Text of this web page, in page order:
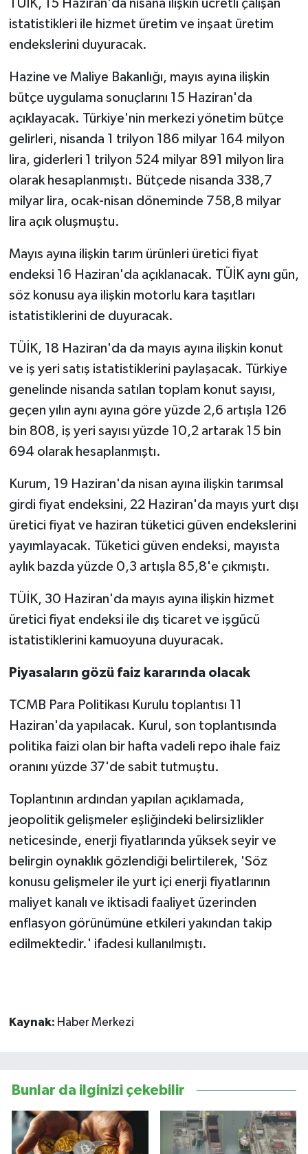
TÜİK, 15 Haziran'da nisana ilişkin ücretli çalışan
istatistikleri ile hizmet üretim ve inşaat üretim
endekslerini duyuracak.
Hazine ve Maliye Bakanlığı, mayıs ayına ilişkin
bütçe uygulama sonuçlarını 15 Haziran'da
açıklayacak. Türkiye'nin merkezi yönetim bütçe
gelirleri, nisanda 1 trilyon 186 milyar 164 milyon
lira, giderleri 1 trilyon 524 milyar 891 milyon lira
olarak hesaplanmıştı. Bütçede nisanda 338,7
milyar lira, ocak-nisan döneminde 758,8 milyar
lira açık oluşmuştu.
Mayıs ayına ilişkin tarım ürünleri üretici fiyat
endeksi 16 Haziran'da açıklanacak. TÜİK aynı gün,
söz konusu aya ilişkin motorlu kara taşıtları
istatistiklerini de duyuracak.
TÜİK, 18 Haziran'da da mayıs ayına ilişkin konut
ve iş yeri satış istatistiklerini paylaşacak. Türkiye
genelinde nisanda satılan toplam konut sayısı,
geçen yılın aynı ayına göre yüzde 2,6 artışla 126
bin 808, iş yeri sayısı yüzde 10,2 artarak 15 bin
694 olarak hesaplanmıştı.
Kurum, 19 Haziran'da nisan ayına ilişkin tarımsal
girdi fiyat endeksini, 22 Haziran'da mayıs yurt dışı
üretici fiyat ve haziran tüketici güven endekslerini
yayımlayacak. Tüketici güven endeksi, mayısta
aylık bazda yüzde 0,3 artışla 85,8'e çıkmıştı.
TÜİK, 30 Haziran'da mayıs ayına ilişkin hizmet
üretici fiyat endeksi ile dış ticaret ve işgücü
istatistiklerini kamuoyuna duyuracak.
Piyasaların gözü faiz kararında olacak
TCMB Para Politikası Kurulu toplantısı 11
Haziran'da yapılacak. Kurul, son toplantısında
politika faizi olan bir hafta vadeli repo ihale faiz
oranını yüzde 37'de sabit tutmuştu.
Toplantının ardından yapılan açıklamada,
jeopolitik gelişmeler eşliğindeki belirsizlikler
neticesinde, enerji fiyatlarında yüksek seyir ve
belirgin oynaklık gözlendiği belirtilerek, 'Söz
konusu gelişmeler ile yurt içi enerji fiyatlarının
maliyet kanalı ve iktisadi faaliyet üzerinden
enflasyon görünümüne etkileri yakından takip
edilmektedir.' ifadesi kullanılmıştı.
Kaynak: Haber Merkezi
Bunlar da ilginizi çekebilir